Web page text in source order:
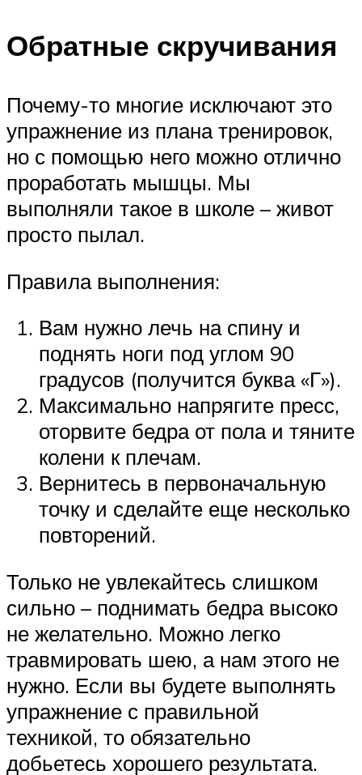
Обратные скручивания
Почему-то многие исключают это
упражнение из плана тренировок,
но с помощью него можно отлично
проработать мышцы. Мы
выполняли такое в школе – живот
просто пылал.
Правила выполнения:
Вам нужно лечь на спину и
поднять ноги под углом 90
градусов (получится буква «Г»).
Максимально напрягите пресс,
оторвите бедра от пола и тяните
колени к плечам.
Вернитесь в первоначальную
точку и сделайте еще несколько
повторений.
Только не увлекайтесь слишком
сильно – поднимать бедра высоко
не желательно. Можно легко
травмировать шею, а нам этого не
нужно. Если вы будете выполнять
упражнение с правильной
техникой, то обязательно
добьетесь хорошего результата.